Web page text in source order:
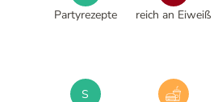
Partyrezepte reich an Eiweiß
S